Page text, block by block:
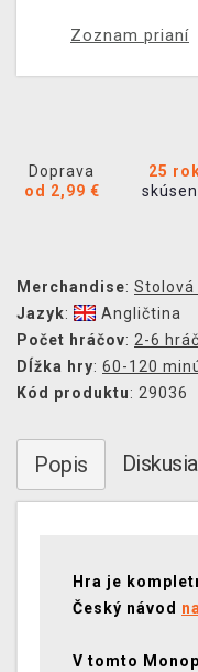
Zoznam prianí
Doprava
od 2,99 €
25
Merchandise: Stolová
Jazyk:
Angličtina
Počet hráčov: 2-6
Dĺžka hry: 60-120
Kód produktu: 29036
Popis
Hra je
Český návod
V tomto